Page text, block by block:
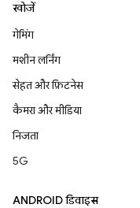
खोजें
गेमिंग
मशीन लर्निंग
सेहत और फ़िटनेस
कैमरा और मीडिया
निजता
5G
ANDROID डिवाइस